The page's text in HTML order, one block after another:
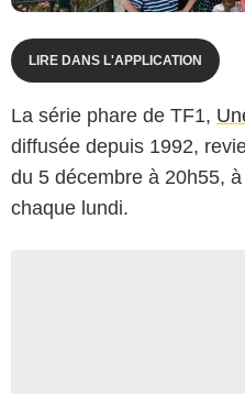
LIRE DANS L'APPLICATION
La série phare de TF1,
diffusée depuis 1992,
du 5 décembre à 20h55,
chaque lundi.